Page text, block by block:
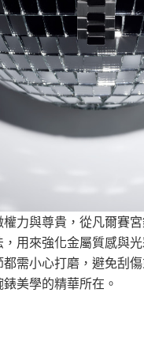
力與尊貴，從凡爾賽
用來強化金屬質感與
需小心打磨，避免刮
美學的精華所在。